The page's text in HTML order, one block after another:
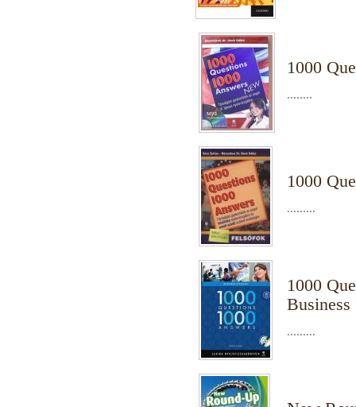
1000
........
1000
.........
1000
Business
.........